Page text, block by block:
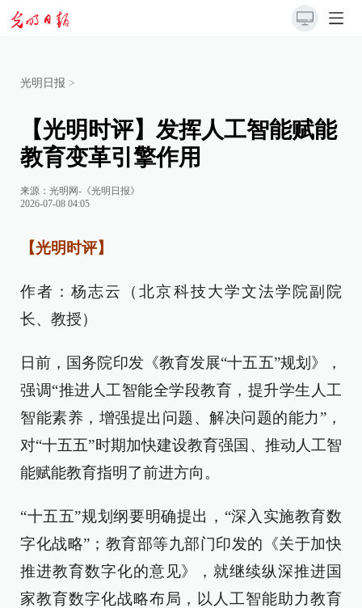
光明日报 >
【光明时评】发挥人工智能赋能
教育变革引擎作用
来源： 光明网-《光明日报》
2026-07-08 04:05
【光明时评】
作者：杨志云（北京科技大学文法学院副院
长、教授）
日前，国务院印发《教育发展“十五五”规划》，
强调“推进人工智能全学段教育，提升学生人工
智能素养，增强提出问题、解决问题的能力”，
对“十五五”时期加快建设教育强国、推动人工智
能赋能教育指明了前进方向。
“十五五”规划纲要明确提出，“深入实施教育数
字化战略”；教育部等九部门印发的《关于加快
推进教育数字化的意见》，就继续纵深推进国
家教育数字化战略布局，以人工智能助力教育